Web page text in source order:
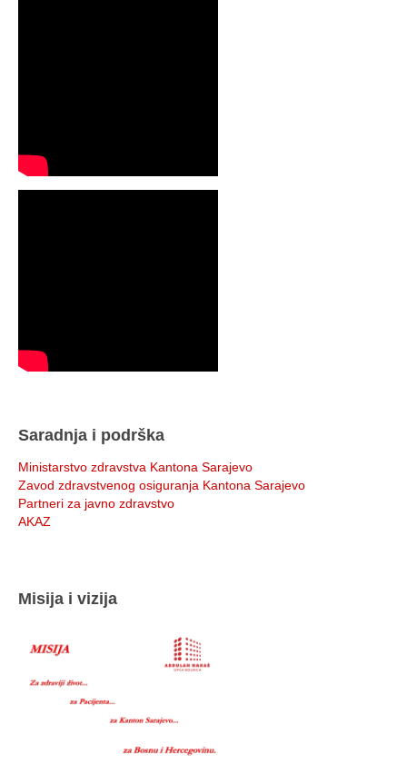
Saradnja i podrška
Ministarstvo zdravstva Kantona Sarajevo
Zavod zdravstvenog osiguranja Kantona Sarajevo
Partneri za javno zdravstvo
AKAZ
Misija i vizija